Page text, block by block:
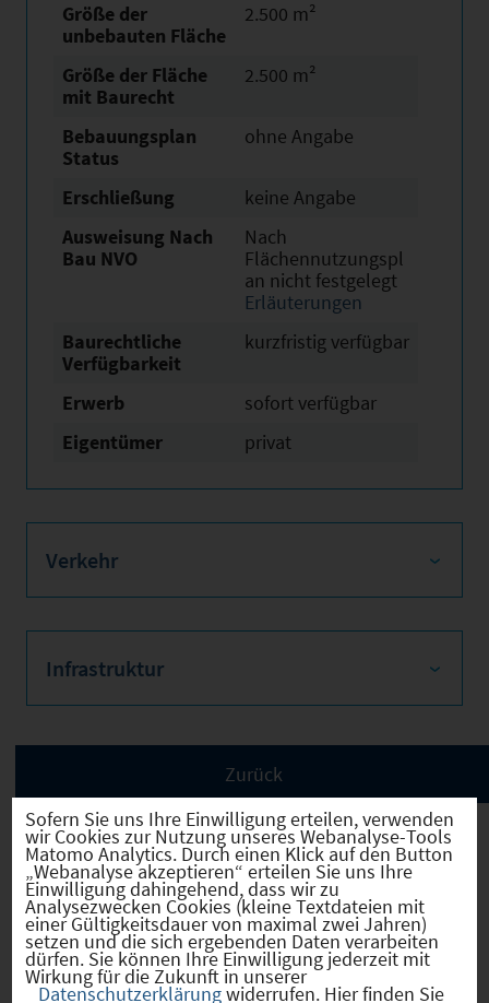
Größe der
unbebauten Fläche
2.500 m²
Größe der Fläche
mit Baurecht
2.500 m²
Bebauungsplan
Status
ohne Angabe
Erschließung
keine Angabe
Ausweisung Nach
Bau NVO
Nach
Flächennutzungspl
an nicht festgelegt
Erläuterungen
Baurechtliche
Verfügbarkeit
kurzfristig verfügbar
Erwerb
sofort verfügbar
Eigentümer
privat
Verkehr
Infrastruktur
Riedbach(09674153)
Zum Profil
Sofern Sie uns Ihre Einwilligung erteilen, verwenden
wir Cookies zur Nutzung unseres Webanalyse-Tools
Matomo Analytics. Durch einen Klick auf den Button
„Webanalyse akzeptieren“ erteilen Sie uns Ihre
Einwilligung dahingehend, dass wir zu
Analysezwecken Cookies (kleine Textdateien mit
einer Gültigkeitsdauer von maximal zwei Jahren)
setzen und die sich ergebenden Daten verarbeiten
dürfen. Sie können Ihre Einwilligung jederzeit mit
Wirkung für die Zukunft in unserer
Datenschutzerklärungwiderrufen. Hier finden Sie